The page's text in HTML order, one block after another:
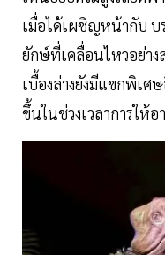
เมื่อได้เผชิญหน้ากับ บ
ยักษ์ที่เคลื่อนไหวอย่าง
เบื้องล่างยังมีแขกพิเ
ขึ้นในช่วงเวลาการให้อ